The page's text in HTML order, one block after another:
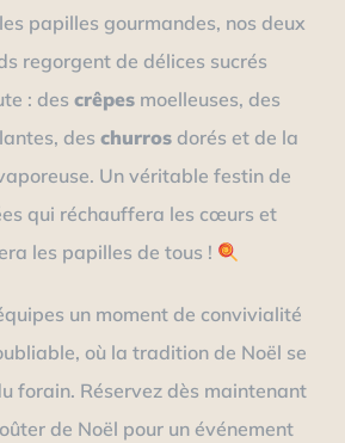
papilles gourmandes, nos deux
regorgent de délices sucrés
: des crêpesmoelleuses, des
des churrosdorés et de la
Un véritable festin de
qui réchauffera les cœurs et
les papilles de tous !
un moment de convivialité
où la tradition de Noël se
forain. Réservez dès maintenant
de Noël pour un événement